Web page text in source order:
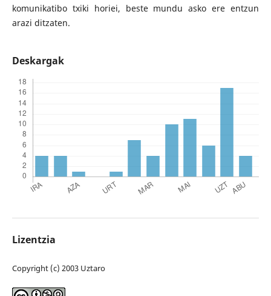
komunikatibo txiki horiei, beste mundu asko ere entzun
arazi ditzaten.
Deskargak
Lizentzia
Copyright (c) 2003 Uztaro